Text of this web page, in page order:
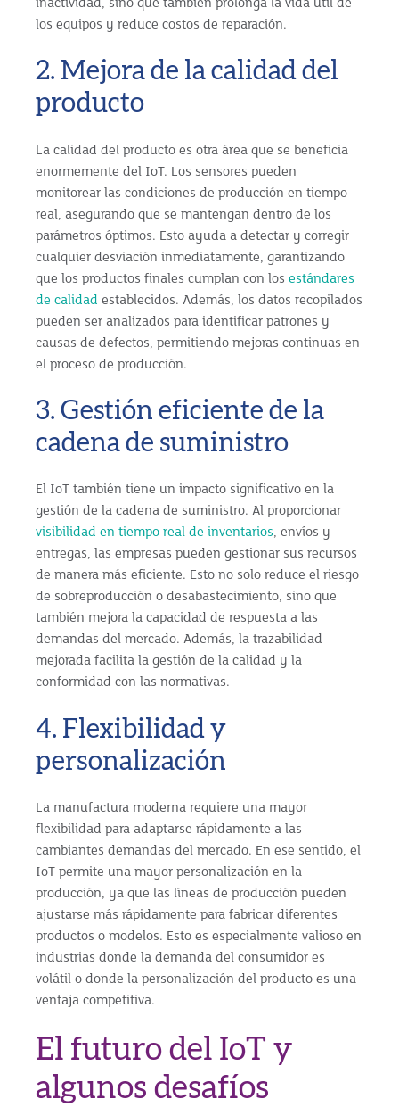
inactividad, sino que también prolonga la vida útil de
los equipos y reduce costos de reparación.
2. Mejora de la calidad del
producto
La calidad del producto es otra área que se beneficia
enormemente del IoT. Los sensores pueden
monitorear las condiciones de producción en tiempo
real, asegurando que se mantengan dentro de los
parámetros óptimos. Esto ayuda a detectar y corregir
cualquier desviación inmediatamente, garantizando
que los productos finales cumplan con los estándares
de calidad establecidos. Además, los datos recopilados
pueden ser analizados para identificar patrones y
causas de defectos, permitiendo mejoras continuas en
el proceso de producción.
3. Gestión eficiente de la
cadena de suministro
El IoT también tiene un impacto significativo en la
gestión de la cadena de suministro. Al proporcionar
visibilidad en tiempo real de inventarios, envíos y
entregas, las empresas pueden gestionar sus recursos
de manera más eficiente. Esto no solo reduce el riesgo
de sobreproducción o desabastecimiento, sino que
también mejora la capacidad de respuesta a las
demandas del mercado. Además, la trazabilidad
mejorada facilita la gestión de la calidad y la
conformidad con las normativas.
4. Flexibilidad y
personalización
La manufactura moderna requiere una mayor
flexibilidad para adaptarse rápidamente a las
cambiantes demandas del mercado. En ese sentido, el
IoT permite una mayor personalización en la
producción, ya que las líneas de producción pueden
ajustarse más rápidamente para fabricar diferentes
productos o modelos. Esto es especialmente valioso en
industrias donde la demanda del consumidor es
volátil o donde la personalización del producto es una
ventaja competitiva.
El futuro del IoT y
algunos desafíos